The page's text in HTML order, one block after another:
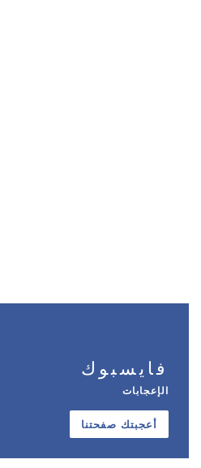
فايسبوك
الإعجابات
أعجبتك صفحتنا